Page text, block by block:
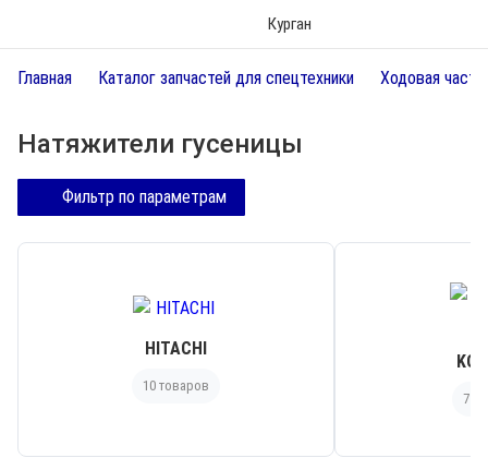
Курган
Главная Каталог запчастей для спецтехники Ходовая часть
Натяжители гусеницы
Фильтр по параметрам
HITACHI
10 товаров
7